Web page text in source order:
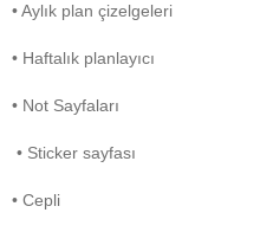
• Aylık plan çizelgeleri
• Haftalık planlayıcı
• Not Sayfaları
• Sticker sayfası
• Cepli